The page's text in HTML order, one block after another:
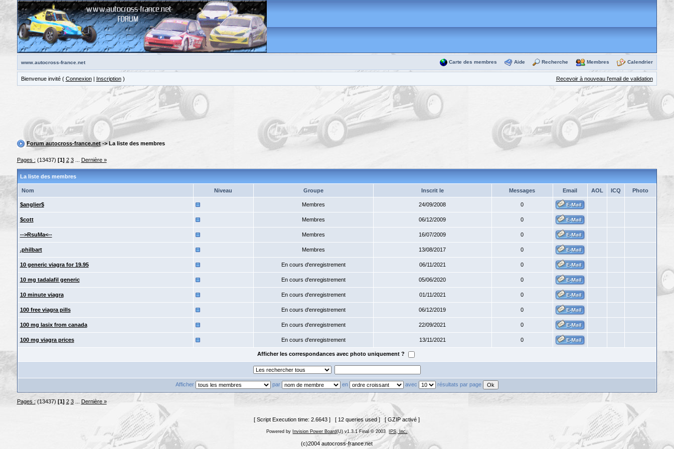
www.autocross-france.net Carte des membres Aide Recherche Membres Calendrier
Bienvenue invité ( Connexion| Inscription) Recevoir à nouveau l'email de validation
Forum autocross-france.net-> La liste des membres
Pages : (13437) [1] 2 3... Dernière »
La liste des membres
Nom Niveau Groupe Inscrit le Messages Email AOL ICQ Photo
$anglier$ Membres 24/09/2008 0
$cott Membres 06/12/2009 0
-->RsuMa<-- Membres 16/07/2009 0
.philbart Membres 13/08/2017 0
10 generic viagra for 19.95 En cours d'enregistrement 06/11/2021 0
10 mg tadalafil generic En cours d'enregistrement 05/06/2020 0
10 minute viagra En cours d'enregistrement 01/11/2021 0
100 free viagra pills En cours d'enregistrement 06/12/2019 0
100 mg lasix from canada En cours d'enregistrement 22/09/2021 0
100 mg viagra prices En cours d'enregistrement 13/11/2021 0
Afficher les correspondances avec photo uniquement ?
Afficher par en avec résultats par page
Pages : (13437) [1] 2 3... Dernière »
[ Script Execution time: 2.6643 ] [ 12 queries used ] [ GZIP activé ]
Powered by Invision Power Board(U) v1.3.1 Final © 2003 IPS, Inc.
(c)2004 autocross-france.net